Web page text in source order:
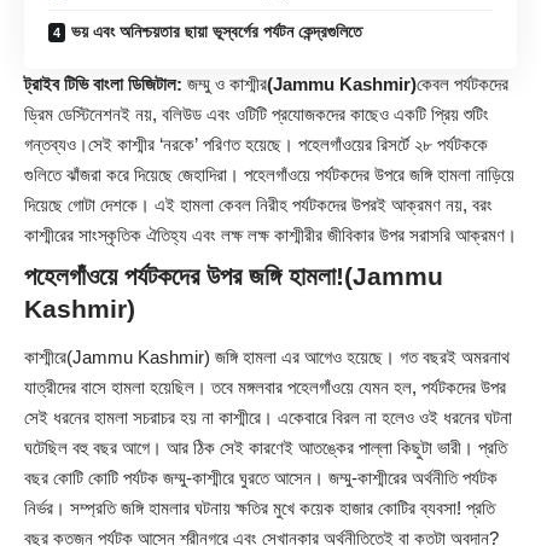
ভয় এবং অনিশ্চয়তার ছায়া ভূস্বর্গের পর্যটন কেন্দ্রগুলিতে
ট্রাইব টিভি বাংলা ডিজিটাল: জম্মু ও কাশ্মীর(Jammu Kashmir)কেবল পর্যটকদের
ড্রিম ডেস্টিনেশনই নয়, বলিউড এবং ওটিটি প্রযোজকদের কাছেও একটি প্রিয় শুটিং
গন্তব্যও।সেই কাশ্মীর ‘নরকে’ পরিণত হয়েছে। পহেলগাঁওয়ের রিসর্টে ২৮ পর্যটককে
গুলিতে ঝাঁজরা করে দিয়েছে জেহাদিরা। পহেলগাঁওয়ে পর্যটকদের উপরে জঙ্গি হামলা নাড়িয়ে
দিয়েছে গোটা দেশকে। এই হামলা কেবল নিরীহ পর্যটকদের উপরই আক্রমণ নয়, বরং
কাশ্মীরের সাংস্কৃতিক ঐতিহ্য এবং লক্ষ লক্ষ কাশ্মীরীর জীবিকার উপর সরাসরি আক্রমণ।
পহেলগাঁওয়ে পর্যটকদের উপর জঙ্গি হামলা!(Jammu
Kashmir)
কাশ্মীরে(Jammu Kashmir) জঙ্গি হামলা এর আগেও হয়েছে। গত বছরই অমরনাথ
যাত্রীদের বাসে হামলা হয়েছিল। তবে মঙ্গলবার পহেলগাঁওয়ে যেমন হল, পর্যটকদের উপর
সেই ধরনের হামলা সচরাচর হয় না কাশ্মীরে। একেবারে বিরল না হলেও ওই ধরনের ঘটনা
ঘটেছিল বহু বছর আগে। আর ঠিক সেই কারণেই আতঙ্কের পাল্লা কিছুটা ভারী। প্রতি
বছর কোটি কোটি পর্যটক জম্মু-কাশ্মীরে ঘুরতে আসেন। জম্মু-কাশ্মীরের অর্থনীতি পর্যটক
নির্ভর। সম্প্রতি জঙ্গি হামলার ঘটনায় ক্ষতির মুখে কয়েক হাজার কোটির ব্যবসা! প্রতি
বছর কতজন পর্যটক আসেন শ্রীনগরে এবং সেখানকার অর্থনীতিতেই বা কতটা অবদান?